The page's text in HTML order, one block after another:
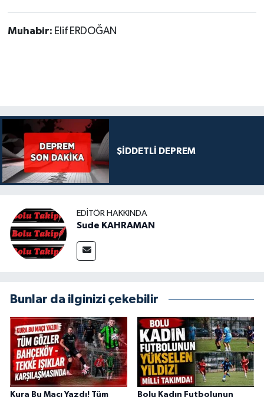
Muhabir: Elif ERDOĞAN
ŞİDDETLİ DEPREM
EDITÖR HAKKINDA
Sude KAHRAMAN
Bunlar da ilginizi çekebilir
Kura Bu Maçı Yazdı! Tüm Bolu Kadın Futbolunun